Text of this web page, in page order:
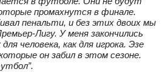
промахнутся в финале.
пенальти, и без этих двоих мы
У меня закончились
человека, как для игрока. Эзе
он забил в этом сезоне.